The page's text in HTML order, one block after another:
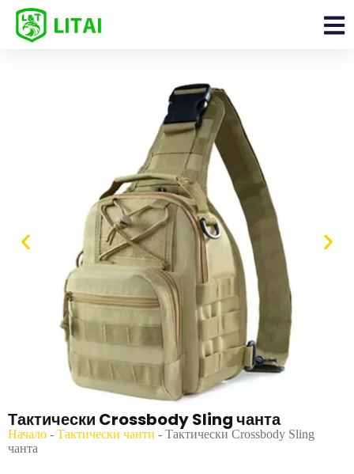
Тактически Crossbody Sling чанта
Начало - Тактически чанти - Тактически Crossbody Sling
чанта